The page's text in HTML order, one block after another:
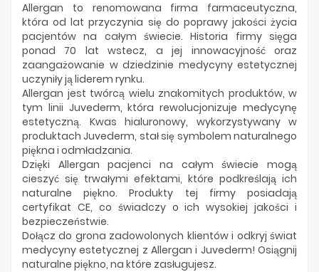
Producenci
Allergan to renomowana firma farmaceutyczna,
która od lat przyczynia się do poprawy jakości życia
pacjentów na całym świecie. Historia firmy sięga
ponad 70 lat wstecz, a jej innowacyjność oraz
zaangażowanie w dziedzinie medycyny estetycznej
uczyniły ją liderem rynku.
Allergan jest twórcą wielu znakomitych produktów, w
tym linii Juvederm, która rewolucjonizuje medycynę
estetyczną. Kwas hialuronowy, wykorzystywany w
produktach Juvederm, stał się symbolem naturalnego
piękna i odmładzania.
Dzięki Allergan pacjenci na całym świecie mogą
cieszyć się trwałymi efektami, które podkreślają ich
naturalne piękno. Produkty tej firmy posiadają
certyfikat CE, co świadczy o ich wysokiej jakości i
bezpieczeństwie.
Dołącz do grona zadowolonych klientów i odkryj świat
medycyny estetycznej z Allergan i Juvederm! Osiągnij
naturalne piękno, na które zasługujesz.